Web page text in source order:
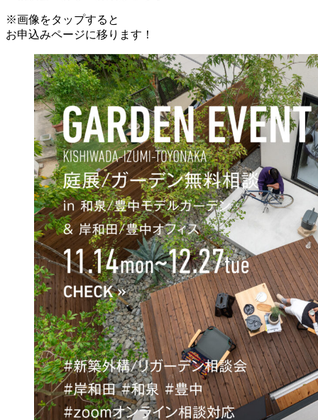
※画像をタップすると
お申込みページに移ります！